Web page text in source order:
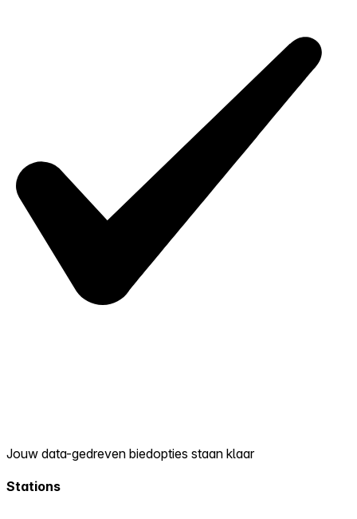
Jouw data-gedreven biedopties staan klaar
Stations